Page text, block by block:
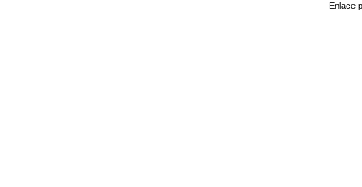
Enlace